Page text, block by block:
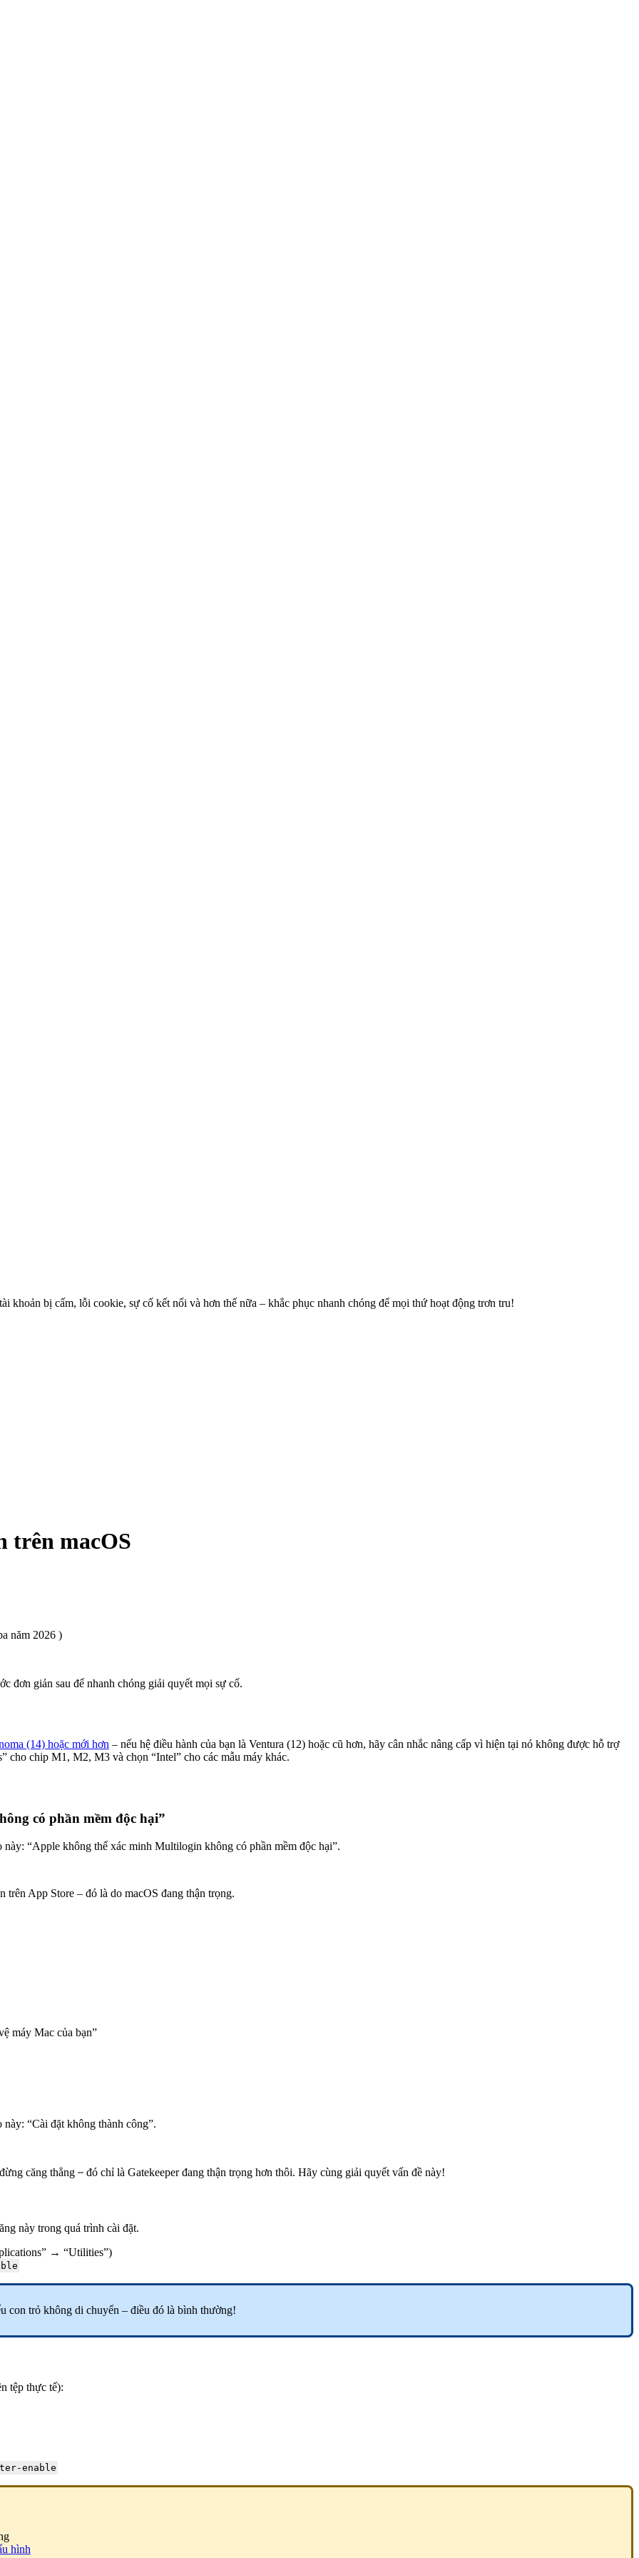
khoản bị cấm, lỗi cookie, sự cố kết nối và hơn thế nữa – khắc phục nhanh chóng để mọi thứ hoạt động trơn tru!
trên macOS
năm 2026 )
đơn giản sau để nhanh chóng giải quyết mọi sự cố.
(14) hoặc mới hơn – nếu hệ điều hành của bạn là Ventura (12) hoặc cũ hơn, hãy cân nhắc nâng cấp vì hiện tại nó không được hỗ trợ
cho chip M1, M2, M3 và chọn “Intel” cho các mẫu máy khác.
có phần mềm độc hại”
“Apple không thể xác minh Multilogin không có phần mềm độc hại”.
App Store – đó là do macOS đang thận trọng.
máy Mac của bạn”
“Cài đặt không thành công”.
căng thẳng – đó chỉ là Gatekeeper đang thận trọng hơn thôi. Hãy cùng giải quyết vấn đề này!
này trong quá trình cài đặt.
→ “Utilities”)
con trỏ không di chuyển – điều đó là bình thường!
tệp thực tế):
enable
hình